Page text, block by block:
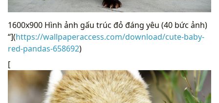
1600x900 Hình ảnh gấu trúc đỏ đáng yêu (40 bức ảnh)
“](https://wallpaperaccess.com/download/cute-baby-
red-pandas-658692)
[